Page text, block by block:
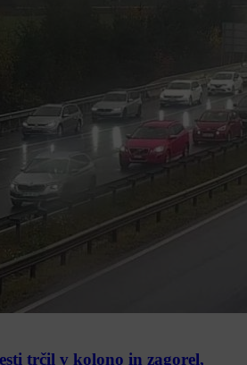
trčil v kolono in zagorel,